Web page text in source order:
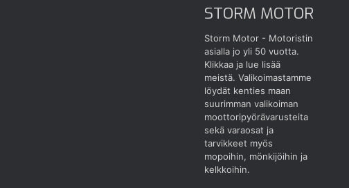
STORM MOTOR
Storm Motor - Motoristin
asialla jo yli 50 vuotta.
Klikkaa ja lue lisää
meistä. Valikoimastamme
löydät kenties maan
suurimman valikoiman
moottoripyörävarusteita
sekä varaosat ja
tarvikkeet myös
mopoihin, mönkijöihin ja
kelkkoihin.